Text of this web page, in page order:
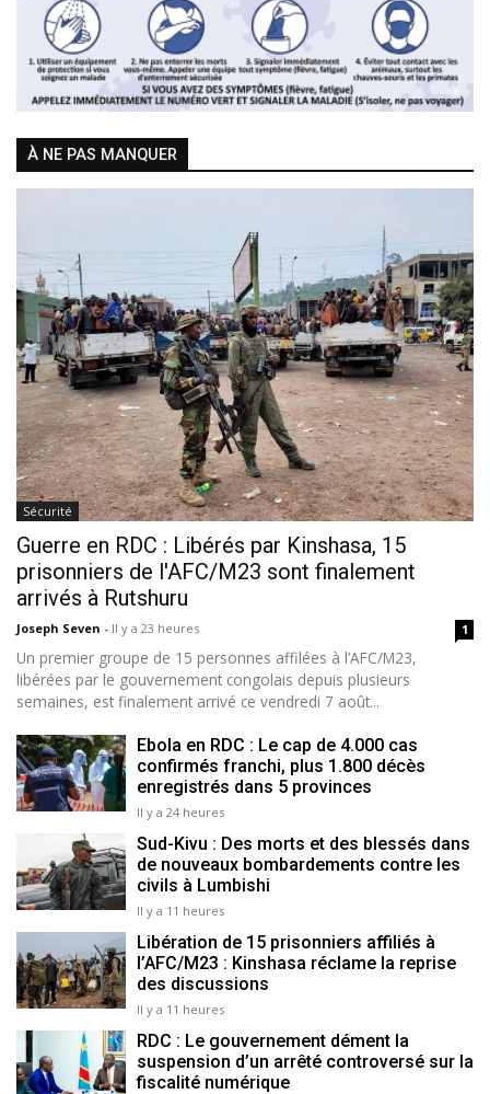
À NE PAS MANQUER
Sécurité
Guerre en RDC : Libérés par Kinshasa, 15
prisonniers de l'AFC/M23 sont finalement
arrivés à Rutshuru
Joseph Seven - Il y a 23 heures 1
Un premier groupe de 15 personnes affilées à l’AFC/M23,
libérées par le gouvernement congolais depuis plusieurs
semaines, est finalement arrivé ce vendredi 7 août...
Ebola en RDC : Le cap de 4.000 cas
confirmés franchi, plus 1.800 décès
enregistrés dans 5 provinces
Il y a 24 heures
Sud-Kivu : Des morts et des blessés dans
de nouveaux bombardements contre les
civils à Lumbishi
Il y a 11 heures
Libération de 15 prisonniers affiliés à
l’AFC/M23 : Kinshasa réclame la reprise
des discussions
Il y a 11 heures
RDC : Le gouvernement dément la
suspension d’un arrêté controversé sur la
fiscalité numérique